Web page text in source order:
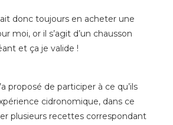
donc toujours en acheter une
moi, or il s’agit d’un chausson
et ça je valide !
proposé de participer à ce qu’ils
cidronomique, dans ce
plusieurs recettes correspondant